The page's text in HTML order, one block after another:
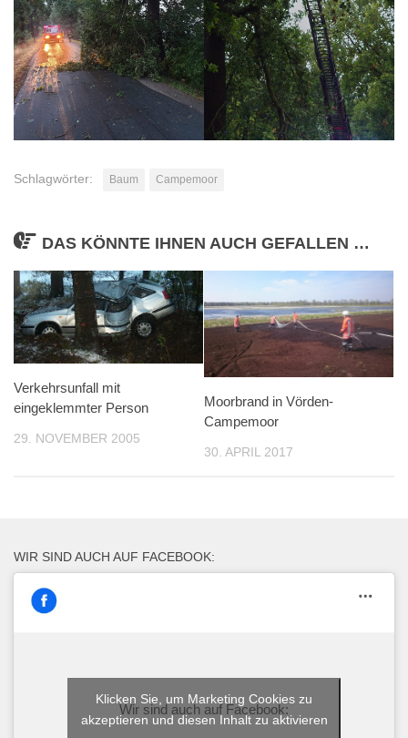
Schlagwörter: Baum Campemoor
DAS KÖNNTE IHNEN AUCH GEFALLEN …
Verkehrsunfall mit
eingeklemmter Person
29. NOVEMBER 2005
Moorbrand in Vörden-
Campemoor
30. APRIL 2017
WIR SIND AUCH AUF FACEBOOK:
Wir sind auch auf Facebook:
Klicken Sie, um Marketing Cookies zu
akzeptieren und diesen Inhalt zu aktivieren